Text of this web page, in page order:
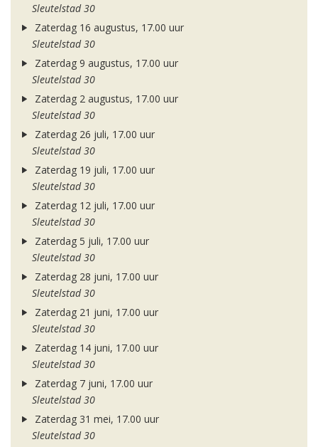
Sleutelstad 30
Zaterdag 16 augustus, 17.00 uur
Sleutelstad 30
Zaterdag 9 augustus, 17.00 uur
Sleutelstad 30
Zaterdag 2 augustus, 17.00 uur
Sleutelstad 30
Zaterdag 26 juli, 17.00 uur
Sleutelstad 30
Zaterdag 19 juli, 17.00 uur
Sleutelstad 30
Zaterdag 12 juli, 17.00 uur
Sleutelstad 30
Zaterdag 5 juli, 17.00 uur
Sleutelstad 30
Zaterdag 28 juni, 17.00 uur
Sleutelstad 30
Zaterdag 21 juni, 17.00 uur
Sleutelstad 30
Zaterdag 14 juni, 17.00 uur
Sleutelstad 30
Zaterdag 7 juni, 17.00 uur
Sleutelstad 30
Zaterdag 31 mei, 17.00 uur
Sleutelstad 30